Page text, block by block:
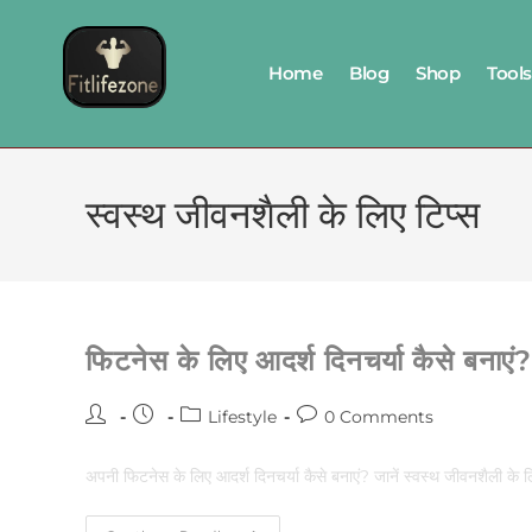
Home Blog Shop Tools
स्वस्थ जीवनशैली के लिए टिप्स
फिटनेस के लिए आदर्श दिनचर्या कैसे बनाएं?
Lifestyle 0 Comments
अपनी फिटनेस के लिए आदर्श दिनचर्या कैसे बनाएं? जानें स्वस्थ जीवनशैली के